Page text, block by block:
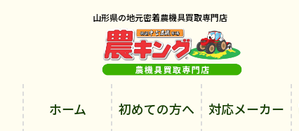
山形県の地元密着農機具買取専門店
ホーム 初めての方へ 対応メーカー